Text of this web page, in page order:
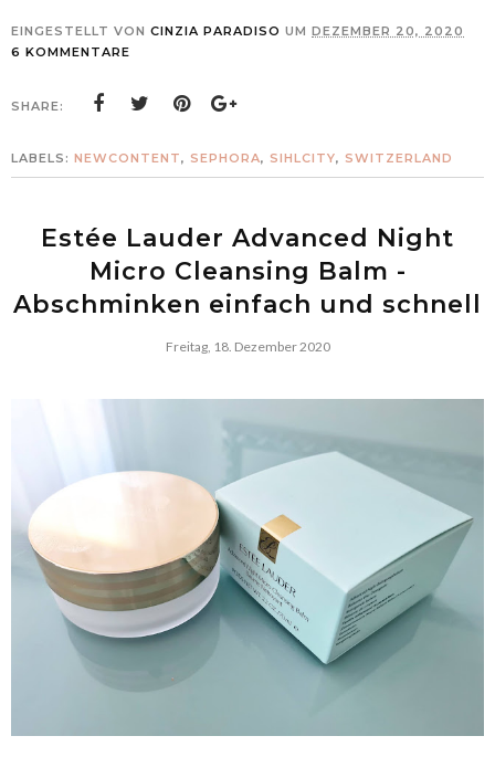
EINGESTELLT VON CINZIA PARADISO UM DEZEMBER 20, 2020
6 KOMMENTARE
SHARE:
LABELS: NEWCONTENT, SEPHORA, SIHLCITY, SWITZERLAND
Estée Lauder Advanced Night
Micro Cleansing Balm -
Abschminken einfach und schnell
Freitag, 18. Dezember 2020